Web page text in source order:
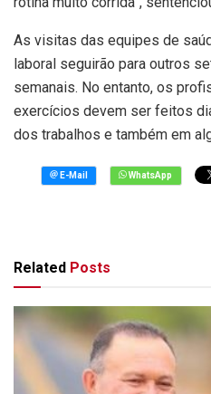
As visitas das equipes de
laboral seguirão para outros
semanais. No entanto, os
exercícios devem ser feitos
dos trabalhos e também em
Related Posts